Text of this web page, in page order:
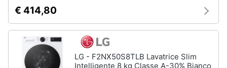
Beauty
Giocattoli
Prima
€ 414,80
LG - F2NX50S8TLB Lavatrice Slim
Intelligente 8 kg Classe A-30% Bianco